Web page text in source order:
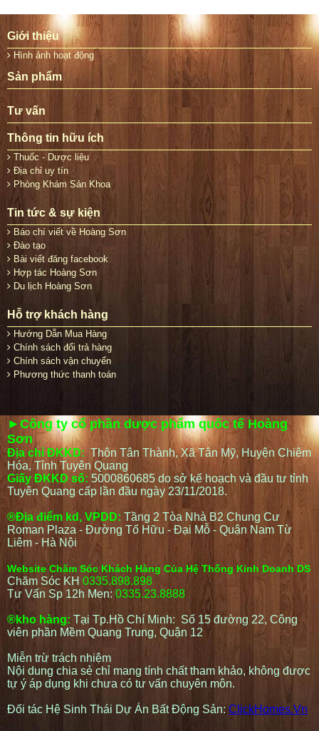
Giới thiệu
Hình ảnh hoạt động
Sản phẩm
Tư vấn
Thông tin hữu ích
Thuốc - Dược liệu
Địa chỉ uy tín
Phòng Khám Sản Khoa
Tin tức & sự kiện
Báo chí viết về Hoàng Sơn
Đào tạo
Bài viết đăng facebook
Hợp tác Hoàng Sơn
Du lịch Hoàng Sơn
Hỗ trợ khách hàng
Hướng Dẫn Mua Hàng
Chính sách đổi trả hàng
Chính sách vận chuyển
Phương thức thanh toán
►Công ty cổ phần dược phẩm quốc tế Hoàng
Sơn
Địa chỉ ĐKKD: Thôn Tân Thành, Xã Tân Mỹ, Huyện Chiêm
Hóa, Tỉnh Tuyên Quang
Giấy ĐKKD số: 5000860685 do sở kế hoạch và đầu tư tỉnh
Tuyên Quang cấp lần đầu ngày 23/11/2018.
®Địa điểm kd, VPDD: Tầng 2 Tòa Nhà B2 Chung Cư
Roman Plaza - Đường Tố Hữu - Đại Mỗ - Quận Nam Từ
Liêm - Hà Nội
Website Chăm Sóc Khách Hàng Của Hệ Thống Kinh Doanh DS
Chăm Sóc KH 0335.898.898
Tư Vấn Sp 12h Men:0335.23.8888
®kho hàng: Tại Tp.Hồ Chí Minh: Số 15 đường 22, Công
viên phần Mềm Quang Trung, Quận 12
Miễn trừ trách nhiệm
Nội dung chia sẻ chỉ mang tính chất tham khảo, không được
tự ý áp dụng khi chưa có tư vấn chuyên môn.
Đối tác Hệ Sinh Thái Dự Án Bất Động Sản: ClickHomes.Vn